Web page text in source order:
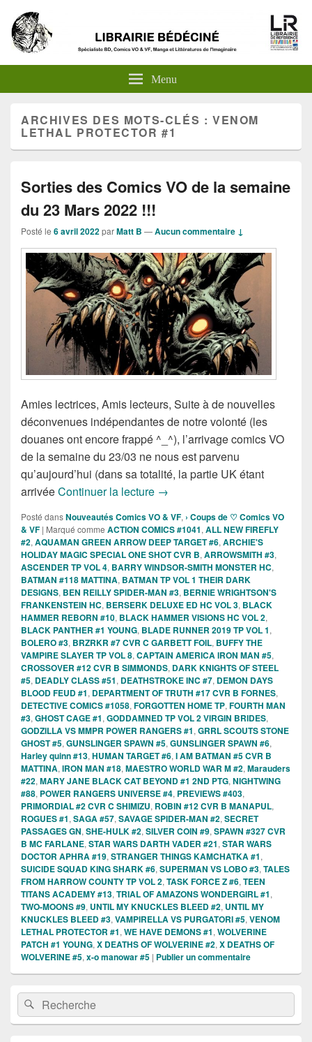
Menu
ARCHIVES DES MOTS-CLÉS :VENOM
LETHAL PROTECTOR #1
Sorties des Comics VO de la semaine
du 23 Mars 2022 !!!
Posté le 6 avril 2022parMatt B —Aucun commentaire ↓
Amies lectrices, Amis lecteurs, Suite à de nouvelles
déconvenues indépendantes de notre volonté (les
douanes ont encore frappé ^_^), l’arrivage comics VO
de la semaine du 23/03 ne nous est parvenu
qu’aujourd’hui (dans sa totalité, la partie UK étant
arrivéeContinuer la lecture Sorties des Comics VO de la
→
Posté dansNouveautés Comics VO & VF, › Coups de ♡ Comics VO
& VF | Marqué comme ACTION COMICS #1041, ALL NEW FIREFLY
#2, AQUAMAN GREEN ARROW DEEP TARGET #6, ARCHIE'S
HOLIDAY MAGIC SPECIAL ONE SHOT CVR B, ARROWSMITH #3,
ASCENDER TP VOL 4, BARRY WINDSOR-SMITH MONSTER HC,
BATMAN #118 MATTINA, BATMAN TP VOL 1 THEIR DARK
DESIGNS, BEN REILLY SPIDER-MAN #3, BERNIE WRIGHTSON'S
FRANKENSTEIN HC, BERSERK DELUXE ED HC VOL 3, BLACK
HAMMER REBORN #10, BLACK HAMMER VISIONS HC VOL 2,
BLACK PANTHER #1 YOUNG, BLADE RUNNER 2019 TP VOL 1,
BOLERO #3, BRZRKR #7 CVR C GARBETT FOIL, BUFFY THE
VAMPIRE SLAYER TP VOL 8, CAPTAIN AMERICA IRON MAN #5,
CROSSOVER #12 CVR B SIMMONDS, DARK KNIGHTS OF STEEL
#5, DEADLY CLASS #51, DEATHSTROKE INC #7, DEMON DAYS
BLOOD FEUD #1, DEPARTMENT OF TRUTH #17 CVR B FORNES,
DETECTIVE COMICS #1058, FORGOTTEN HOME TP, FOURTH MAN
#3, GHOST CAGE #1, GODDAMNED TP VOL 2 VIRGIN BRIDES,
GODZILLA VS MMPR POWER RANGERS #1, GRRL SCOUTS STONE
GHOST #5, GUNSLINGER SPAWN #5, GUNSLINGER SPAWN #6,
Harley quinn #13, HUMAN TARGET #6, I AM BATMAN #5 CVR B
MATTINA, IRON MAN #18, MAESTRO WORLD WAR M #2, Marauders
#22, MARY JANE BLACK CAT BEYOND #1 2ND PTG, NIGHTWING
#88, POWER RANGERS UNIVERSE #4, PREVIEWS #403,
PRIMORDIAL #2 CVR C SHIMIZU, ROBIN #12 CVR B MANAPUL,
ROGUES #1, SAGA #57, SAVAGE SPIDER-MAN #2, SECRET
PASSAGES GN, SHE-HULK #2, SILVER COIN #9, SPAWN #327 CVR
B MC FARLANE, STAR WARS DARTH VADER #21, STAR WARS
DOCTOR APHRA #19, STRANGER THINGS KAMCHATKA #1,
SUICIDE SQUAD KING SHARK #6, SUPERMAN VS LOBO #3, TALES
FROM HARROW COUNTY TP VOL 2, TASK FORCE Z #6, TEEN
TITANS ACADEMY #13, TRIAL OF AMAZONS WONDERGIRL #1,
TWO-MOONS #9, UNTIL MY KNUCKLES BLEED #2, UNTIL MY
KNUCKLES BLEED #3, VAMPIRELLA VS PURGATORI #5, VENOM
LETHAL PROTECTOR #1, WE HAVE DEMONS #1, WOLVERINE
PATCH #1 YOUNG, X DEATHS OF WOLVERINE #2, X DEATHS OF
WOLVERINE #5, x-o manowar #5 | Publier un commentaire
Zone
principale
de
widget
Recherche :Rechercher